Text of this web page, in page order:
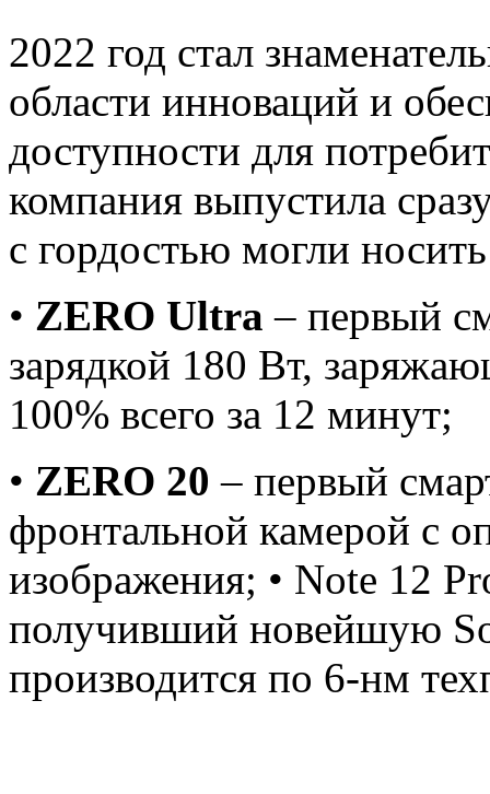
2022 год стал
области инноваций и
доступности для
компания выпустила
с гордостью могли
• ZERO Ultra – первый
зарядкой 180 Вт,
100% всего за 12 минут;
• ZERO 20 – первый
фронтальной камерой с
изображения; • Note 12
получивший новейшую
производится по 6-нм